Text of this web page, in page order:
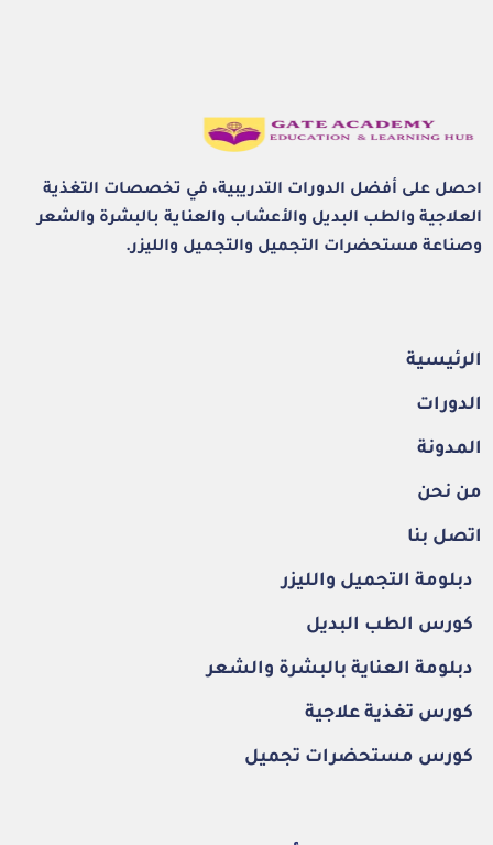
احصل على أفضل الدورات التدريبية، في تخصصات التغذية
العلاجية والطب البديل والأعشاب والعناية بالبشرة والشعر
وصناعة مستحضرات التجميل والتجميل والليزر.
الرئيسية
الدورات
المدونة
من نحن
اتصل بنا
دبلومة التجميل والليزر
كورس الطب البديل
دبلومة العناية بالبشرة والشعر
كورس تغذية علاجية
كورس مستحضرات تجميل